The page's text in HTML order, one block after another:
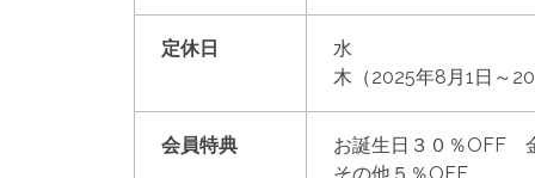
定休日
水
木（2025年8月1日～
会員特典
お誕生日３０％OFF